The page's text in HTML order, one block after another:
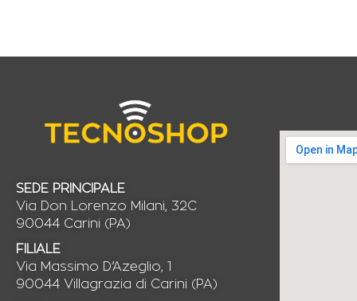
SEDE PRINCIPALE
Via Don Lorenzo Milani, 32C
90044 Carini (PA)
FILIALE
Via Massimo D’Azeglio, 1
90044 Villagrazia di Carini (PA)